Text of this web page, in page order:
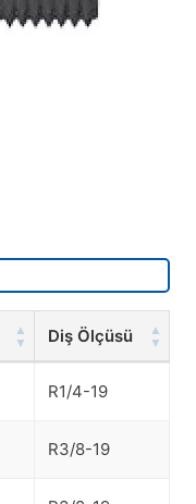
Diş Ölçüsü
R1/4-19
R3/8-19